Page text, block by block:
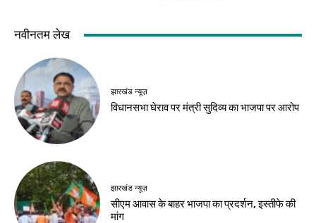
देश-विदेश
राजस्थान में भारी बारिश
का दौर शुरू, सात जिलों
Birsa Bhumi Live
August 10, 2026
कौशल्या का त्याग, राम के